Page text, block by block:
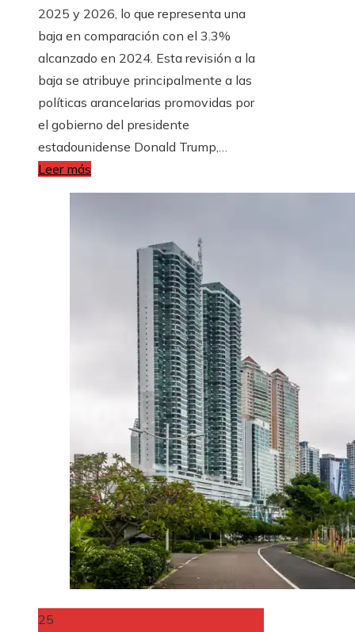
2025 y 2026, lo que representa una
baja en comparación con el 3.3%
alcanzado en 2024. Esta revisión a la
baja se atribuye principalmente a las
políticas arancelarias promovidas por
el gobierno del presidente
estadounidense Donald Trump,…
Leer más
25